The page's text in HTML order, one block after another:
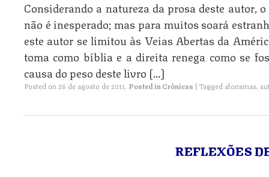
Considerando a natureza da prosa deste autor,
não é inesperado; mas para muitos soará
este autor se limitou às Veias Abertas da
toma como bíblia e a direita renega como se
causa do peso deste livro […]
Posted on26 de agosto de 2011. Posted inCrônicas | Tagged aforismas,
REFLEXÕES